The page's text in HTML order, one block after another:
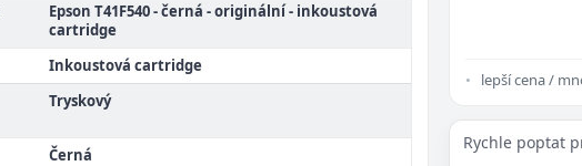
Epson T41F540 - černá - originální - inkoustová
cartridge
Inkoustová cartridge
Tryskový
Černá
lepší cena /
Rychle poptat